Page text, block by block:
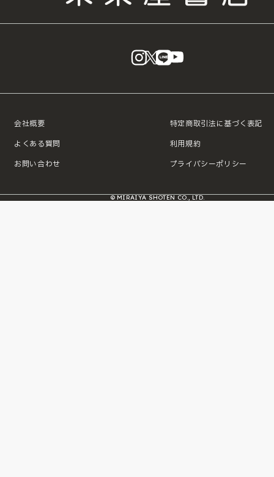
instagram
X LINE
会社概要
よくある質問
お問い合わせ
特定商取引法に基づく表記
利用規約
プライバシーポリシー
© MIRAIYA SHOTEN CO., LTD.